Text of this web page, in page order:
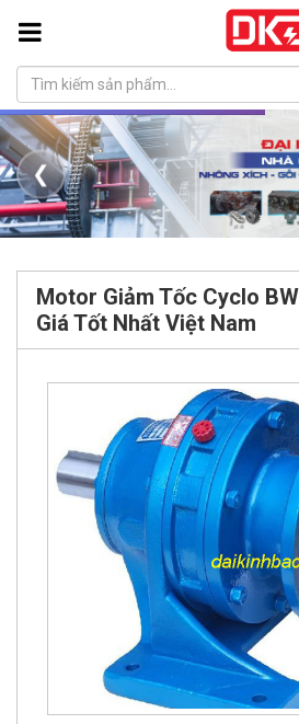
❮
Motor Giảm Tốc Cyclo
Giá Tốt Nhất Việt Nam